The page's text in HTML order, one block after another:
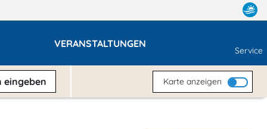
VERANSTALTUNGEN
Service
eingeben Karte anzeigen